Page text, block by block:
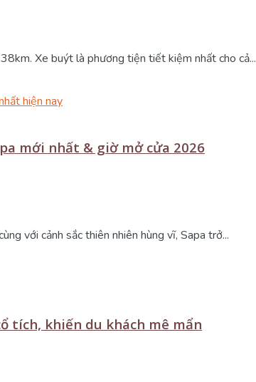
Xe buýt là phương tiện tiết kiệm nhất cho cả...
mới nhất & giờ mở cửa 2026
với cảnh sắc thiên nhiên hùng vĩ, Sapa trở...
tích, khiến du khách mê mẩn